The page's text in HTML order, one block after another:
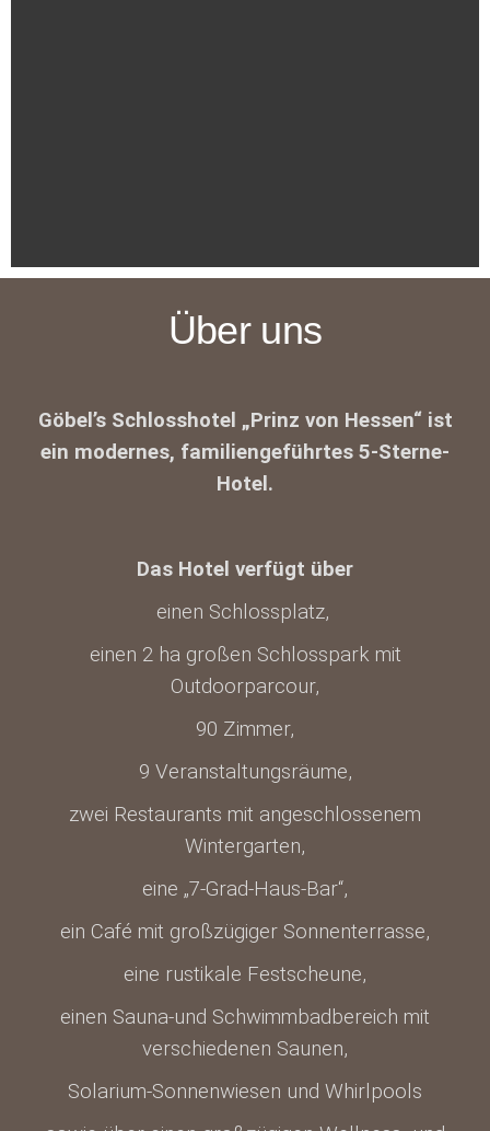
Über uns
Göbel’s Schlosshotel „Prinz von Hessen“ ist
ein modernes, familiengeführtes 5-Sterne-
Hotel.
Das Hotel verfügt über
einen Schlossplatz,
einen 2 ha großen Schlosspark mit
Outdoorparcour,
90 Zimmer,
9 Veranstaltungsräume,
zwei Restaurants mit angeschlossenem
Wintergarten,
eine „7-Grad-Haus-Bar“,
ein Café mit großzügiger Sonnenterrasse,
eine rustikale Festscheune,
einen Sauna-und Schwimmbadbereich mit
verschiedenen Saunen,
Solarium-Sonnenwiesen und Whirlpools